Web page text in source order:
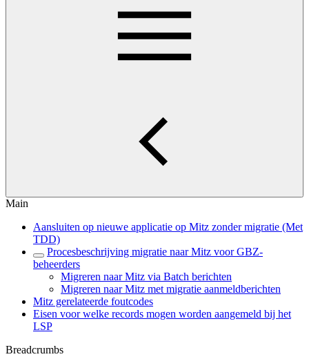
Main
Aansluiten op nieuwe applicatie op Mitz zonder migratie (Met
TDD)
Procesbeschrijving migratie naar Mitz voor GBZ-
beheerders
Migreren naar Mitz via Batch berichten
Migreren naar Mitz met migratie aanmeldberichten
Mitz gerelateerde foutcodes
Eisen voor welke records mogen worden aangemeld bij het
LSP
Breadcrumbs